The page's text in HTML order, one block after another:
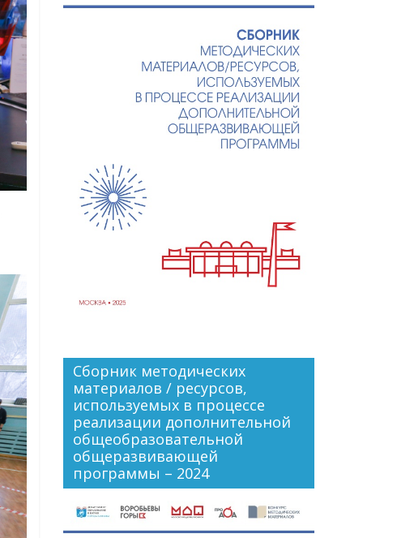
Сборник методических
материалов / ресурсов,
используемых в процессе
реализации дополнительной
общеобразовательной
общеразвивающей
программы – 2024